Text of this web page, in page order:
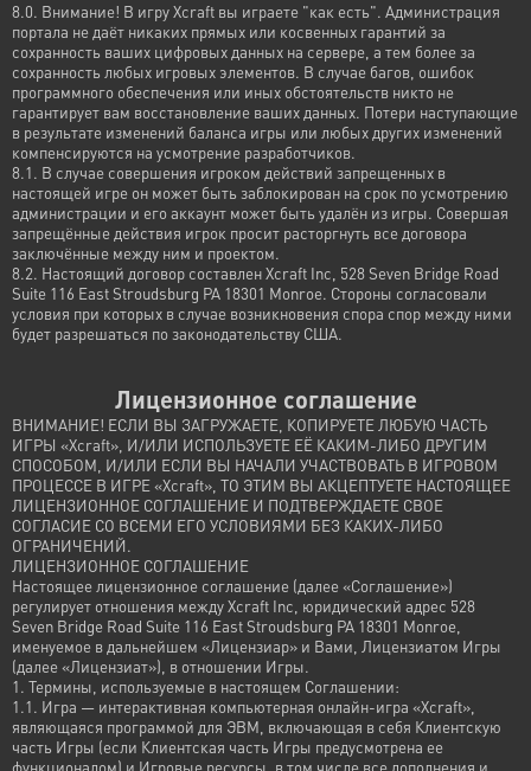
8.0. Внимание! В игру Xcraft вы играете "как есть". Администрация
портала не даёт никаких прямых или косвенных гарантий за
сохранность ваших цифровых данных на сервере, а тем более за
сохранность любых игровых элементов. В случае багов, ошибок
программного обеспечения или иных обстоятельств никто не
гарантирует вам восстановление ваших данных. Потери наступающие
в результате изменений баланса игры или любых других изменений
компенсируются на усмотрение разработчиков.
8.1. В случае совершения игроком действий запрещенных в
настоящей игре он может быть заблокирован на срок по усмотрению
администрации и его аккаунт может быть удалён из игры. Совершая
запрещённые действия игрок просит расторгнуть все договора
заключённые между ним и проектом.
8.2. Настоящий договор составлен Xcraft Inc, 528 Seven Bridge Road
Suite 116 East Stroudsburg PA 18301 Monroe. Стороны согласовали
условия при которых в случае возникновения спора спор между ними
будет разрешаться по законодательству США.
Лицензионное соглашение
ВНИМАНИЕ! ЕСЛИ ВЫ ЗАГРУЖАЕТЕ, КОПИРУЕТЕ ЛЮБУЮ ЧАСТЬ
ИГРЫ «Xcraft», И/ИЛИ ИСПОЛЬЗУЕТЕ ЕЁ КАКИМ-ЛИБО ДРУГИМ
СПОСОБОМ, И/ИЛИ ЕСЛИ ВЫ НАЧАЛИ УЧАСТВОВАТЬ В ИГРОВОМ
ПРОЦЕССЕ В ИГРЕ «Xcraft», ТО ЭТИМ ВЫ АКЦЕПТУЕТЕ НАСТОЯЩЕЕ
ЛИЦЕНЗИОННОЕ СОГЛАШЕНИЕ И ПОДТВЕРЖДАЕТЕ СВОЕ
СОГЛАСИЕ СО ВСЕМИ ЕГО УСЛОВИЯМИ БЕЗ КАКИХ-ЛИБО
ОГРАНИЧЕНИЙ.
ЛИЦЕНЗИОННОЕ СОГЛАШЕНИЕ
Настоящее лицензионное соглашение (далее «Соглашение»)
регулирует отношения между Xcraft Inc, юридический адрес 528
Seven Bridge Road Suite 116 East Stroudsburg PA 18301 Monroe,
именуемое в дальнейшем «Лицензиар» и Вами, Лицензиатом Игры
(далее «Лицензиат»), в отношении Игры.
1. Термины, используемые в настоящем Соглашении:
1.1. Игра — интерактивная компьютерная онлайн-игра «Xcraft»,
являющаяся программой для ЭВМ, включающая в себя Клиентскую
часть Игры (если Клиентская часть Игры предусмотрена ее
функционалом) и Игровые ресурсы, в том числе все дополнения и